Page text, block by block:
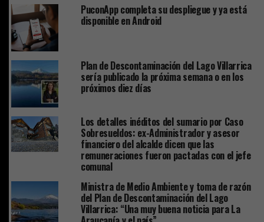
PuconApp completa su despliegue y ya está
disponible en Android
Plan de Descontaminación del Lago Villarrica
sería publicado la próxima semana o en los
próximos diez días
Los detalles inéditos del sumario por Caso
Sobresueldos: ex-Administrador y asesor
financiero del alcalde dicen que las
remuneraciones fueron pactadas con el jefe
comunal
Ministra de Medio Ambiente y toma de razón
del Plan de Descontaminación del Lago
Villarrica: “Una muy buena noticia para La